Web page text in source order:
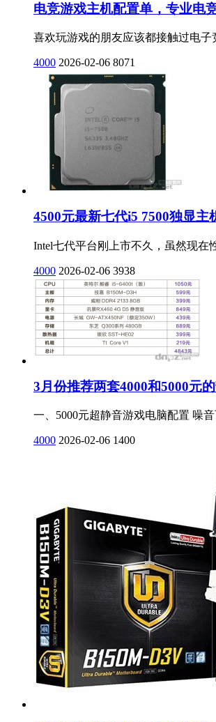
电竞游戏主机配置单，专业电
喜欢玩游戏的朋友应该都接触过电
4000 2026-02-06 8071
4500元最新七代i5 7500独显主
Intel七代平台刚上市不久，虽然现在
4000 2026-02-06 3938
3月份推荐两套4000和5000元
一、5000元超静音游戏电脑配置 噪
4000 2026-02-06 1400